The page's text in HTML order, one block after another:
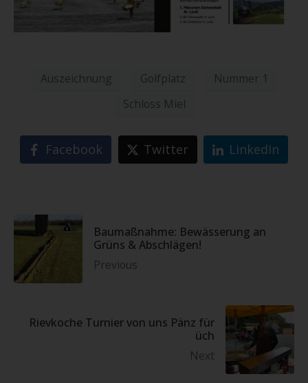
Auszeichnung Golfplatz
Nummer 1
Schloss Miel
Facebook Twitter LinkedIn
Baumaßnahme: Bewässerung an
Grüns & Abschlägen!
Previous
Rievkoche Turnier von uns Pänz für
üch
Next